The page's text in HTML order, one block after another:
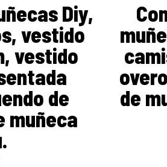
Diy,
vestido
vestido
de
muñeca
de